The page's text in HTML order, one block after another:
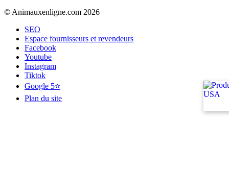
© Animauxenligne.com 2026
SEO
Espace fournisseurs et revendeurs
Facebook
Youtube
Instagram
Tiktok
Google 5⭐
Plan du site